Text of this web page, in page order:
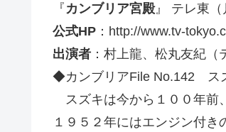
『 カンブリア宮殿』 テレ東（
公式HP ：http://www.tv-
出演者 ：村上龍、松丸友紀
◆カンブリアFile No.142 ス
スズキは今から１００年前
１９５２年にはエンジン付き